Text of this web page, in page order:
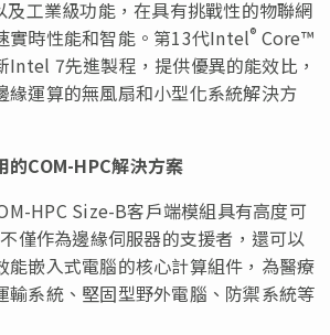
及工業級功能，在具有挑戰性的物聯網
實時性能和智能。第13代Intel® Core™
Intel 7先進製程，提供優異的能效比，
緣運算的無風扇和小型化系統解決方
的COM-HPC解決方案
HPC Size-B客戶端模組具有高度可
僅作為邊緣伺服器的支援者，還可以
能嵌入式電腦的核心計算組件，為醫療
輸系統、堅固型野外電腦、防禦系統等